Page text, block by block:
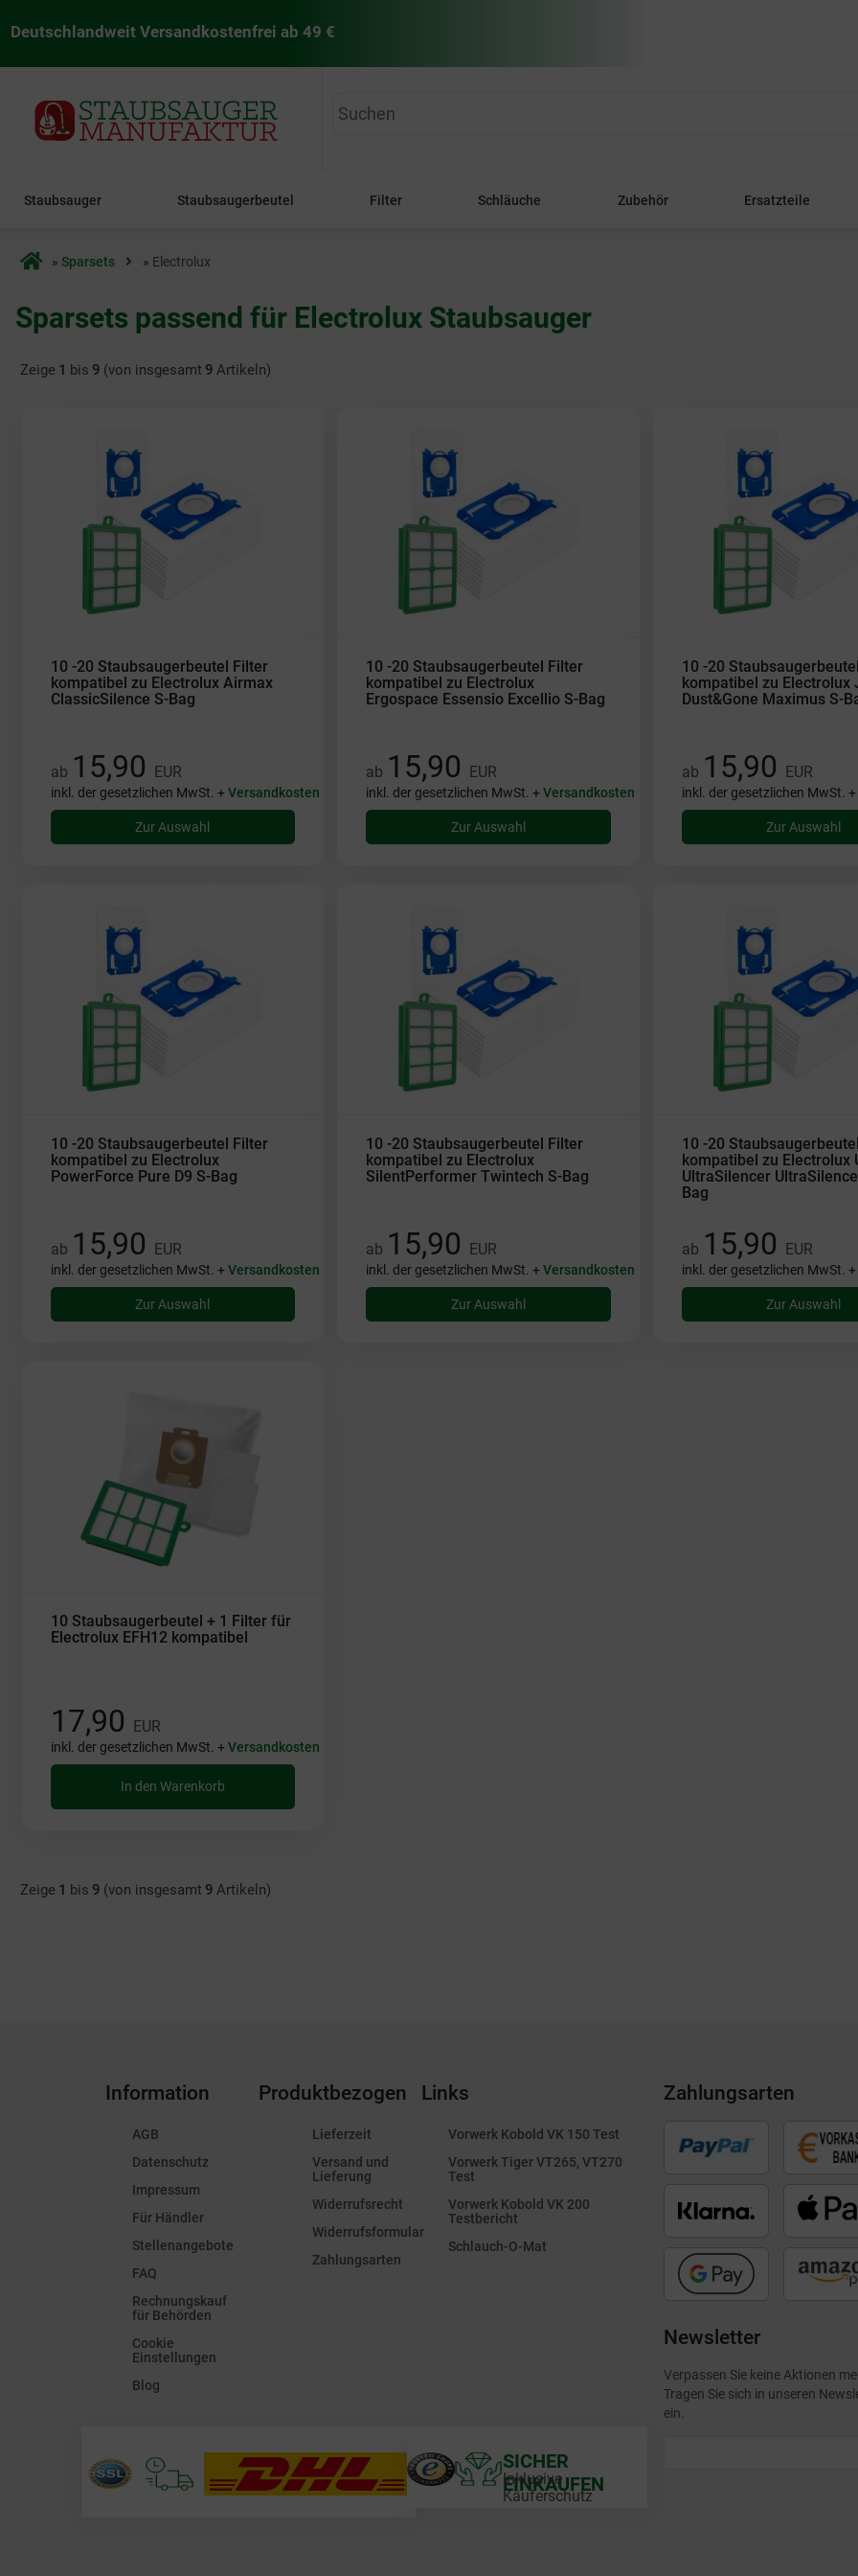
Deutschlandweit Versandkostenfrei ab 49 €
staubsaugermanufaktur
Staubsauger Staubsaugerbeutel Filter Schläuche Zubehör Ersatzteile
Startseite
» Sparsets » Electrolux
Sparsets passend für Electrolux Staubsauger
Zeige 1 bis 9 (von insgesamt 9 Artikeln)
10 -20 Staubsaugerbeutel Filter
kompatibel zu Electrolux Airmax
ClassicSilence S-Bag
ab 15,90 EUR
inkl. der gesetzlichen MwSt. +Versandkosten
Zur Auswahl
10 -20 Staubsaugerbeutel Filter
kompatibel zu Electrolux
Ergospace Essensio Excellio S-Bag
ab 15,90 EUR
inkl. der gesetzlichen MwSt. +Versandkosten
Zur Auswahl
10 -20
kompatibel zu Electrolux
Dust&Gone Maximus S-
ab 15,90 EUR
inkl. der gesetzlichen MwSt. +
Zur Auswahl
10 -20 Staubsaugerbeutel Filter
kompatibel zu Electrolux
PowerForce Pure D9 S-Bag
ab 15,90 EUR
inkl. der gesetzlichen MwSt. +Versandkosten
Zur Auswahl
10 -20 Staubsaugerbeutel Filter
kompatibel zu Electrolux
SilentPerformer Twintech S-Bag
ab 15,90 EUR
inkl. der gesetzlichen MwSt. +Versandkosten
Zur Auswahl
10 -20
kompatibel zu Electrolux
UltraSilencer
Bag
ab 15,90 EUR
inkl. der gesetzlichen MwSt. +
Zur Auswahl
10 Staubsaugerbeutel + 1 Filter für
Electrolux EFH12 kompatibel
17,90 EUR
inkl. der gesetzlichen MwSt. +Versandkosten
In den Warenkorb
Zeige 1 bis 9 (von insgesamt 9 Artikeln)
Information
AGB
Datenschutz
Impressum
Für Händler
Stellenangebote
FAQ
Rechnungskauf
für Behörden
Cookie
Einstellungen
Blog
Produktbezogen
Lieferzeit
Versand und
Lieferung
Widerrufsrecht
Widerrufsformular
Zahlungsarten
Links
Vorwerk Kobold VK 150 Test
Vorwerk Tiger VT265, VT270
Test
Vorwerk Kobold VK 200
Testbericht
Schlauch-O-Mat
SICHER
EINKAUFEN
Inklusive
Käuferschutz
Zahlungsarten
Newsletter
Verpassen Sie keine Aktionen
Tragen Sie sich in unseren
ein.